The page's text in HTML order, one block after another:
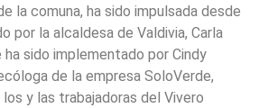
la comuna, ha sido impulsada desde
por la alcaldesa de Valdivia, Carla
sido implementado por Cindy
de la empresa SoloVerde,
los y las trabajadoras del Vivero